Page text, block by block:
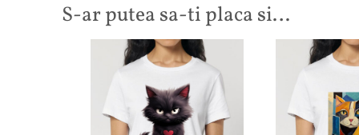
S-ar putea sa-ti placa si…